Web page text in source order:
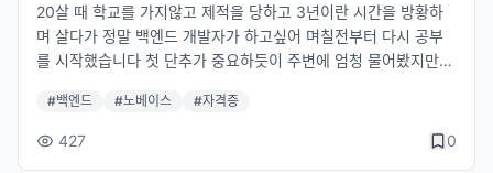
수 있을 지 궁금합니다. 앞으로 제 커리어에 대한 부분이라 질문이
다소 길게 작성되었네요 글을 끝까지 읽어주시고 답변해주시면 정
말로 감사하겠습니다..
20살 때 학교를 가지않고 제적을 당하고 3년이란 시간을 방황하
며 살다가 정말 백엔드 개발자가 하고싶어 며칠전부터 다시 공부
를 시작했습니다 첫 단추가 중요하듯이 주변에 엄청 물어봤지만
기에 조금이나마 물어봅니다 노베이스 백엔드개발자로 시작하는
데 , 첫 스타트 공부를 어떻게 해야할까요 그리고 자격증 또한 어떤
#백엔드 #노베이스 #자격증
427 0